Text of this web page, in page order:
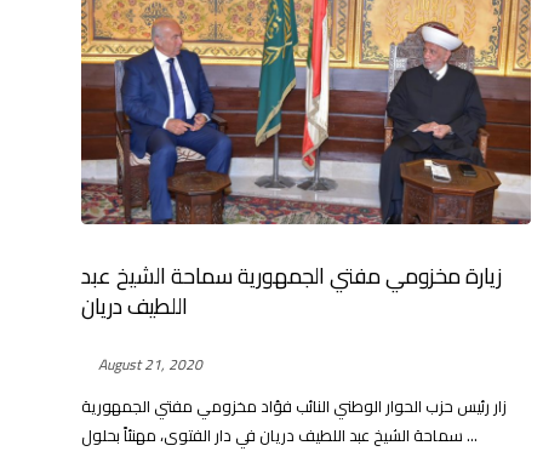
زيارة مخزومي مفتي الجمهورية سماحة الشيخ عبد
اللطيف دريان
August 21, 2020
زار رئيس حزب الحوار الوطني النائب فؤاد مخزومي مفتي الجمهورية
سماحة الشيخ عبد اللطيف دريان في دار الفتوى، مهنئاً بحلول ...